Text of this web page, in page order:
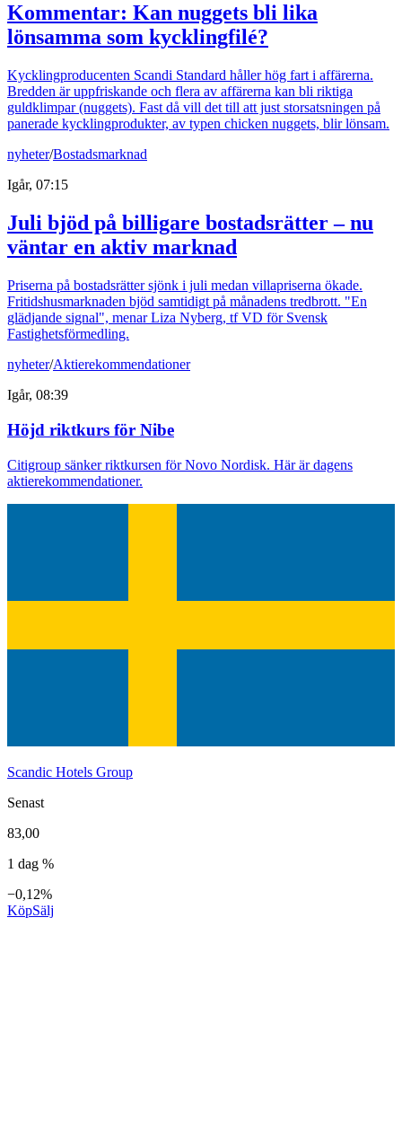
Kommentar: Kan nuggets bli lika
lönsamma som kycklingfilé?
Kycklingproducenten Scandi Standard håller hög fart i affärerna.
Bredden är uppfriskande och flera av affärerna kan bli riktiga
guldklimpar (nuggets). Fast då vill det till att just storsatsningen på
panerade kycklingprodukter, av typen chicken nuggets, blir lönsam.
nyheter/Bostadsmarknad
Igår, 07:15
Juli bjöd på billigare bostadsrätter – nu
väntar en aktiv marknad
Priserna på bostadsrätter sjönk i juli medan villapriserna ökade.
Fritidshusmarknaden bjöd samtidigt på månadens tredbrott. "En
glädjande signal", menar Liza Nyberg, tf VD för Svensk
Fastighetsförmedling.
nyheter/Aktierekommendationer
Igår, 08:39
Höjd riktkurs för Nibe
Citigroup sänker riktkursen för Novo Nordisk. Här är dagens
aktierekommendationer.
Scandic Hotels Group
Senast
83,00
1 dag %
−0,12%
KöpSälj